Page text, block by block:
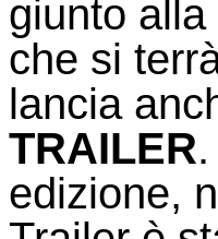
giunto
che si
lancia
TRAILER
edizione,